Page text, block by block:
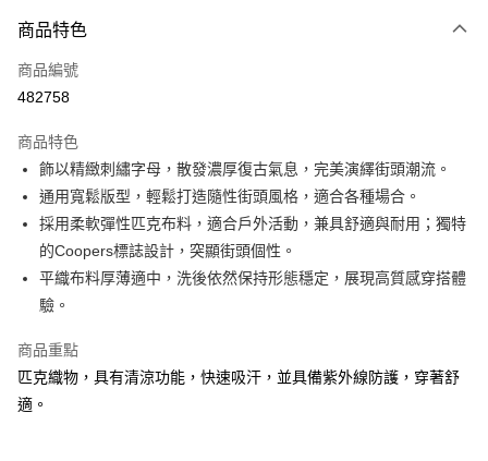
信用卡
Apple Pay
AlipayHK
WeChat Pay
送貨方式
付款後順豐合作便利店
商品特色
商品編號
482758
商品特色
飾以精緻刺繡字母，散發濃厚復古氣息，完美演繹街頭潮流。
通用寬鬆版型，輕鬆打造隨性街頭風格，適合各種場合。
採用柔軟彈性匹克布料，適合戶外活動，兼具舒適與耐用；獨特
的Coopers標誌設計，突顯街頭個性。
平織布料厚薄適中，洗後依然保持形態穩定，展現高質感穿搭體
驗。
商品重點
匹克織物，具有清涼功能，快速吸汗，並具備紫外線防護，穿著舒
適。